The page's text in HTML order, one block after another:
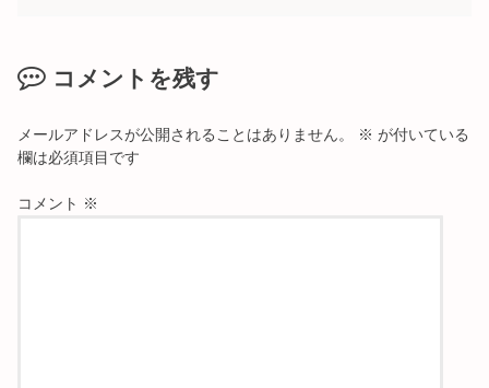
コメントを残す
メールアドレスが公開されることはありません。 ※ が付いている
欄は必須項目です
コメント ※